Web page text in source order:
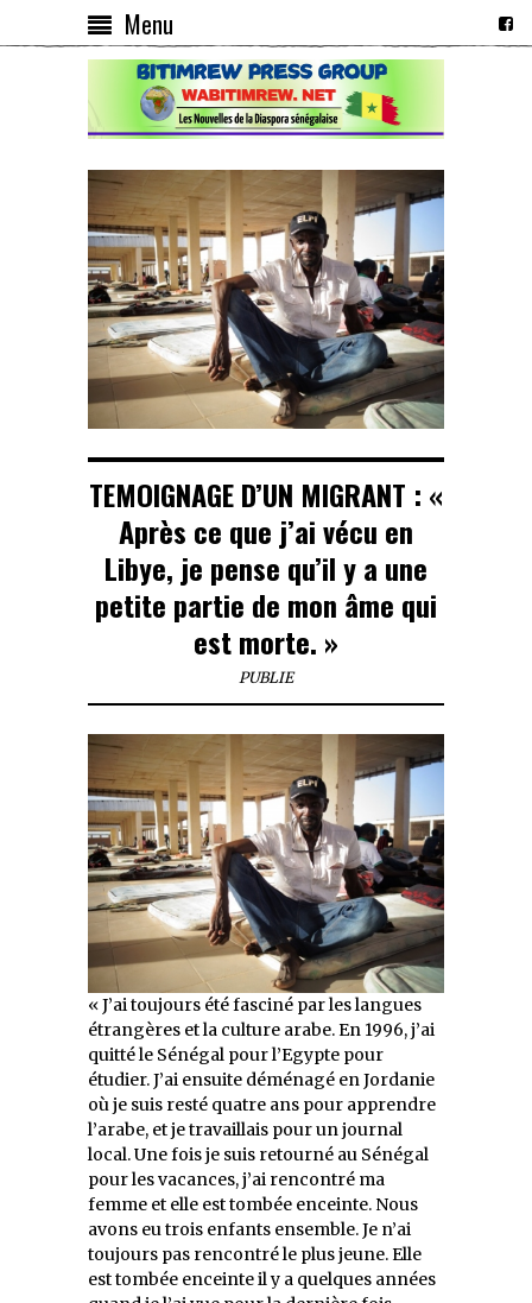
Menu
TEMOIGNAGE D’UN MIGRANT : «
Après ce que j’ai vécu en
Libye, je pense qu’il y a une
petite partie de mon âme qui
est morte. »
PUBLIE
« J’ai toujours été fasciné par les langues
étrangères et la culture arabe. En 1996, j’ai
quitté le Sénégal pour l’Egypte pour
étudier. J’ai ensuite déménagé en Jordanie
où je suis resté quatre ans pour apprendre
l’arabe, et je travaillais pour un journal
local. Une fois je suis retourné au Sénégal
pour les vacances, j’ai rencontré ma
femme et elle est tombée enceinte. Nous
avons eu trois enfants ensemble. Je n’ai
toujours pas rencontré le plus jeune. Elle
est tombée enceinte il y a quelques années